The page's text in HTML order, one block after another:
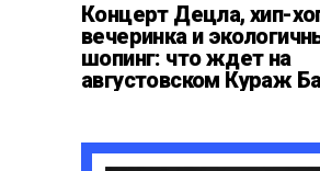
Концерт Децла, хип-
вечеринка и
шопинг: что ждет на
августовском Кураж